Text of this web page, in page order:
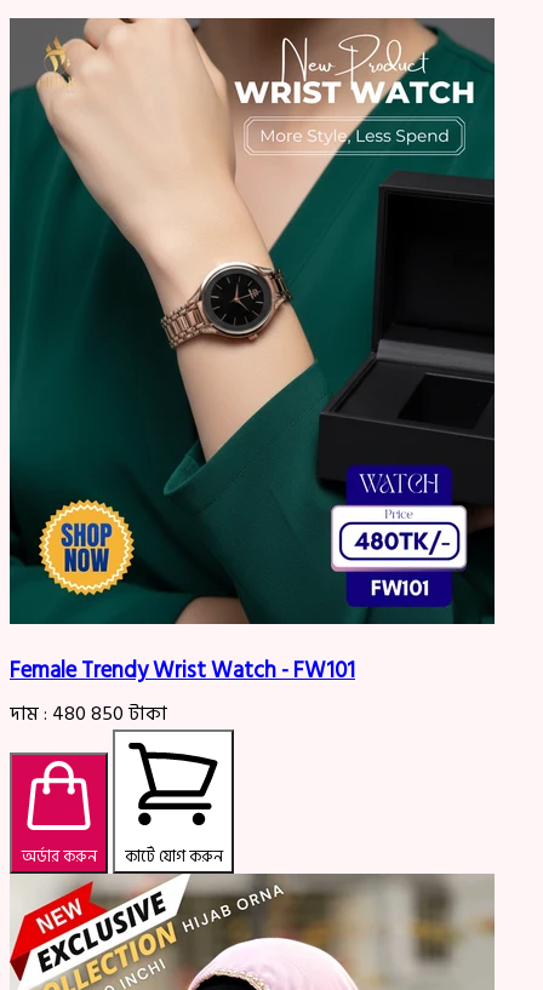
Female Trendy Wrist Watch - FW101
দাম : 480850টাকা
অর্ডার করুন কার্টে যোগ করুন